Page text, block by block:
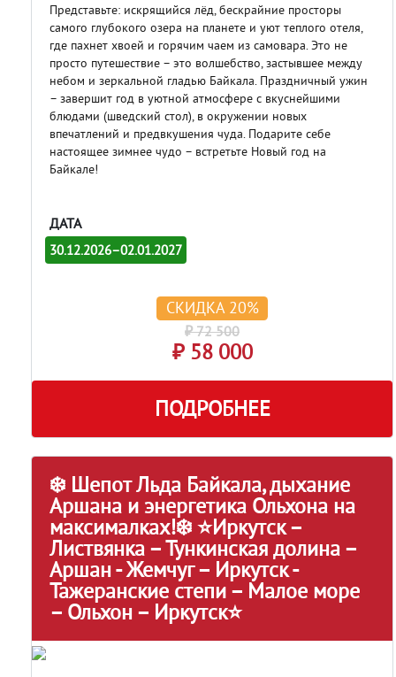
Представьте: искрящийся лёд, бескрайние просторы
самого глубокого озера на планете и уют теплого отеля,
где пахнет хвоей и горячим чаем из самовара. Это не
просто путешествие – это волшебство, застывшее между
небом и зеркальной гладью Байкала. Праздничный ужин
– завершит год в уютной атмосфере с вкуснейшими
блюдами (шведский стол), в окружении новых
впечатлений и предвкушения чуда. Подарите себе
настоящее зимнее чудо – встретьте Новый год на
Байкале!
ДАТА
30.12.2026–02.01.2027
СКИДКА 20%
₽ 72 500
₽ 58 000
ПОДРОБНЕЕ
❄️ Шепот Льда Байкала, дыхание
Аршана и энергетика Ольхона на
максималках!❄️ ⭐Иркутск –
Листвянка – Тункинская долина –
Аршан - Жемчуг – Иркутск -
Тажеранские степи – Малое море
– Ольхон – Иркутск⭐